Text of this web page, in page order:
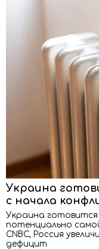
Украина
с начала
Украина готовится
потенциально
CNBC, Россия
дефицит